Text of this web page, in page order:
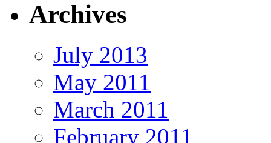
Archives
July 2013
May 2011
March 2011
February 2011